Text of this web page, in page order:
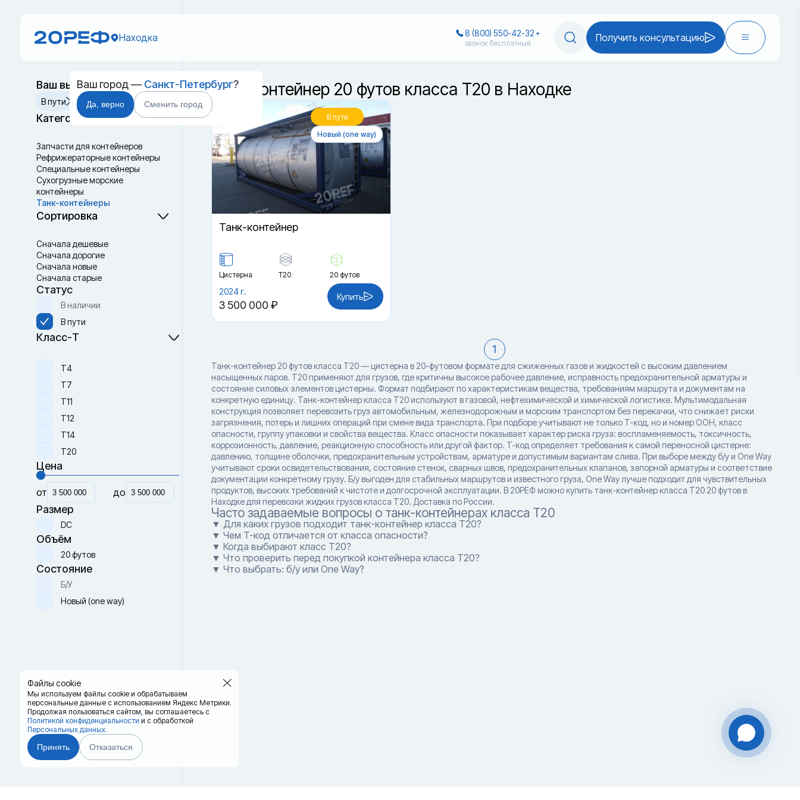
Находка
Ваш город — Санкт-Петербург?
Да, верно Сменить город
8 (800) 550-42-32
звонок бесплатный Получить консультацию
Файлы cookie
Мы используем файлы cookie и обрабатываем
персональные данные с использованием Яндекс Метрики.
Продолжая пользоваться сайтом, вы соглашаетесь с
Политикой конфиденциальности и с обработкой
Персональных данных.
Принять Отказаться
Ваш выбор
Сбросить
В пути
Категории
Запчасти для контейнеров
Рефрижераторные контейнеры
Специальные контейнеры
Cухогрузные морские
контейнеры
Танк-контейнеры
Термоконтейнеры
Сортировка
Сначала дешевые
Сначала дорогие
Сначала новые
Сначала старые
Статус
В наличии
В пути
Класс-Т
Т4
Т7
Т11
Т12
Т14
Т20
Цена
от до
Размер
DC
Объём
20 футов
Состояние
Б/У
Новый (one way)
Танк-контейнер 20 футов класса T20 в Находке
В пути
Новый (one way)
Танк-контейнер
Цистерна Т20 20 футов
2024 г.
3 500 000 ₽
Купить
1
Танк-контейнер 20 футов класса T20 — цистерна в 20-футовом формате для сжиженных газов и жидкостей с высоким давлением
насыщенных паров. T20 применяют для грузов, где критичны высокое рабочее давление, исправность предохранительной арматуры и
состояние силовых элементов цистерны. Формат подбирают по характеристикам вещества, требованиям маршрута и документам на
конкретную единицу. Танк-контейнер класса T20 используют в газовой, нефтехимической и химической логистике. Мультимодальная
конструкция позволяет перевозить груз автомобильным, железнодорожным и морским транспортом без перекачки, что снижает риски
загрязнения, потерь и лишних операций при смене вида транспорта. При подборе учитывают не только T-код, но и номер ООН, класс
опасности, группу упаковки и свойства вещества. Класс опасности показывает характер риска груза: воспламеняемость, токсичность,
коррозионность, давление, реакционную способность или другой фактор. T-код определяет требования к самой переносной цистерне:
давлению, толщине оболочки, предохранительным устройствам, арматуре и допустимым вариантам слива. При выборе между б/у и One Way
учитывают сроки освидетельствования, состояние стенок, сварных швов, предохранительных клапанов, запорной арматуры и соответствие
документации конкретному грузу. Б/у выгоден для стабильных маршрутов и известного груза, One Way лучше подходит для чувствительных
продуктов, высоких требований к чистоте и долгосрочной эксплуатации. В 20РЕФ можно купить танк-контейнер класса T20 20 футов в
Находке для перевозки жидких грузов класса T20. Доставка по России.
Часто задаваемые вопросы о танк-контейнерах класса T20
▼ Для каких грузов подходит танк-контейнер класса T20?
▼ Чем T-код отличается от класса опасности?
▼ Когда выбирают класс T20?
▼ Что проверить перед покупкой контейнера класса T20?
▼ Что выбрать: б/у или One Way?